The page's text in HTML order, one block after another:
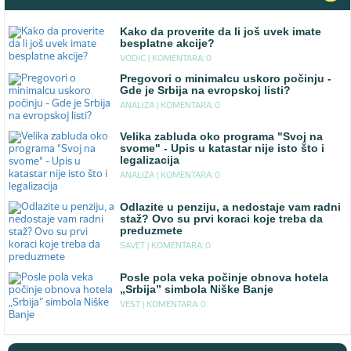
Kako da proverite da li još uvek imate
besplatne akcije?
VODIC | KOMENTARA: 0
Pregovori o minimalcu uskoro počinju -
Gde je Srbija na evropskoj listi?
ANALIZA | KOMENTARA: 0
Velika zabluda oko programa "Svoj na
svome" - Upis u katastar nije isto što i
legalizacija
ANALIZA | KOMENTARA: 0
Odlazite u penziju, a nedostaje vam radni
staž? Ovo su prvi koraci koje treba da
preduzmete
SAVET | KOMENTARA: 0
Posle pola veka počinje obnova hotela
„Srbija” simbola Niške Banje
VEST | KOMENTARA: 0